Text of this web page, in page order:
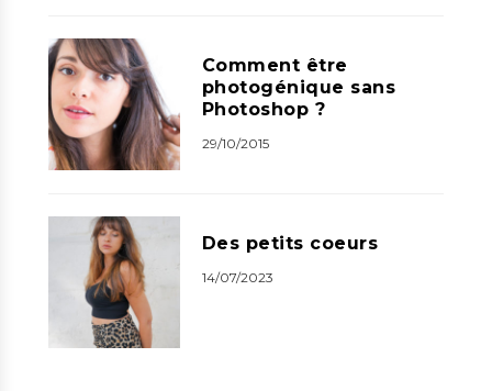
Comment être
photogénique sans
Photoshop ?
29/10/2015
Des petits coeurs
14/07/2023